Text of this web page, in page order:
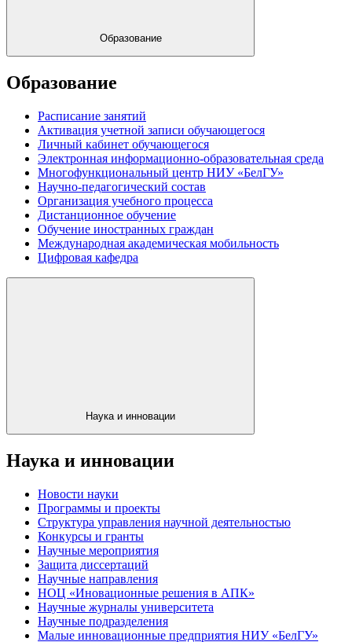
Образование
Образование
Расписание занятий
Активация учетной записи обучающегося
Личный кабинет обучающегося
Электронная информационно-образовательная среда
Многофункциональный центр НИУ «БелГУ»
Научно-педагогический состав
Организация учебного процесса
Дистанционное обучение
Обучение иностранных граждан
Международная академическая мобильность
Цифровая кафедра
Наука и инновации
Наука и инновации
Новости науки
Программы и проекты
Структура управления научной деятельностью
Конкурсы и гранты
Научные мероприятия
Защита диссертаций
Научные направления
НОЦ «Иновационные решения в АПК»
Научные журналы университета
Научные подразделения
Малые инновационные предприятия НИУ «БелГУ»